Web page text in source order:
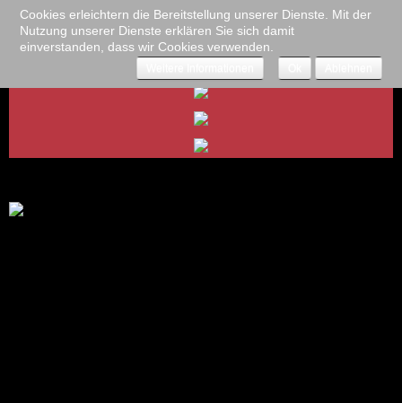
Cookies erleichtern die Bereitstellung unserer Dienste. Mit der
Nutzung unserer Dienste erklären Sie sich damit
einverstanden, dass wir Cookies verwenden.